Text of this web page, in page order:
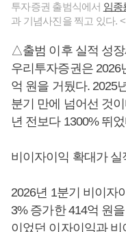
투자증권 출범식에서 임종
과 기념사진을 찍고 있다.
△출범 이후 실적 성장
우리투자증권은 2026
억 원을 거뒀다. 2025
분기 만에 넘어선 것
년 전보다 1300% 뛰
비이자이익 확대가
2026년 1분기 비이자
3% 증가한 414억 원
이었던 이자이익과